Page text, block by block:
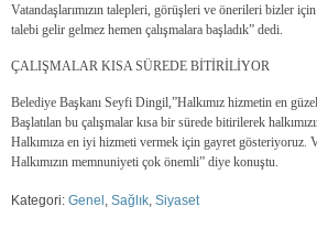
Vatandaşlarımızın talepleri, görüşleri ve önerileri bizler
talebi gelir gelmez hemen çalışmalara başladık” dedi.
ÇALIŞMALAR KISA SÜREDE BİTİRİLİYOR
Belediye Başkanı Seyfi Dingil,”Halkımız hizmetin en
Başlatılan bu çalışmalar kısa bir sürede bitirilerek
Halkımıza en iyi hizmeti vermek için gayret gösteriyoruz.
Halkımızın memnuniyeti çok önemli” diye konuştu.
Kategori: Genel , Sağlık, Siyaset